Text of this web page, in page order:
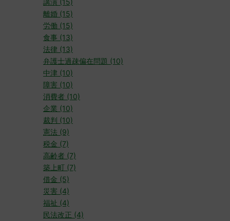
講演 (15)
離婚 (15)
労働 (15)
食事 (13)
法律 (13)
弁護士過疎偏在問題 (10)
中津 (10)
障害 (10)
消費者 (10)
企業 (10)
裁判 (10)
憲法 (9)
税金 (7)
高齢者 (7)
築上町 (7)
借金 (5)
災害 (4)
福祉 (4)
民法改正 (4)